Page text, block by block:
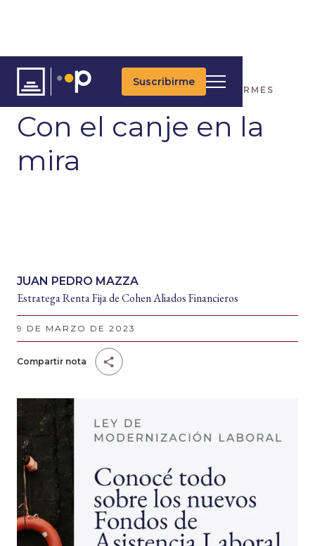
Suscribirme
ARTÍCULOS INFORMES
Con el canje en la
mira
JUAN PEDRO MAZZA
Estratega Renta Fija de Cohen Aliados Financieros
9 DE MARZO DE 2023
Compartir nota